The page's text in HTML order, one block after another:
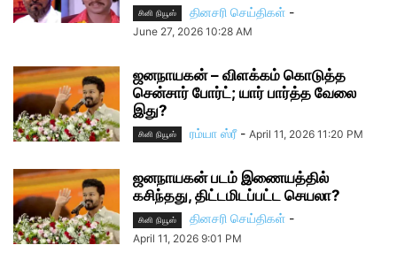
சினி நியூஸ் தினசரி செய்திகள் -
June 27, 2026 10:28 AM
ஜனநாயகன் – விளக்கம் கொடுத்த
சென்சார் போர்ட்; யார் பார்த்த வேலை
இது?
சினி நியூஸ் ரம்யா ஸ்ரீ - April 11, 2026 11:20 PM
ஜனநாயகன் படம் இணையத்தில்
கசிந்தது, திட்டமிடப்பட்ட செயலா?
சினி நியூஸ் தினசரி செய்திகள் -
April 11, 2026 9:01 PM